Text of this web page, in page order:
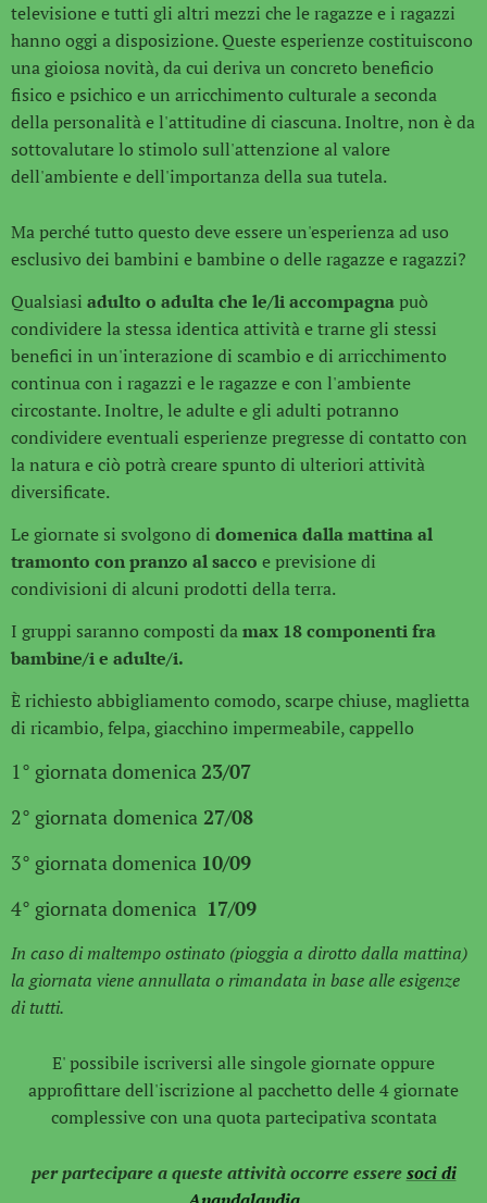
televisione e tutti gli altri mezzi che le ragazze e i ragazzi
hanno oggi a disposizione. Queste esperienze costituiscono
una gioiosa novità, da cui deriva un concreto beneficio
fisico e psichico e un arricchimento culturale a seconda
della personalità e l'attitudine di ciascuna. Inoltre, non è da
sottovalutare lo stimolo sull'attenzione al valore
dell'ambiente e dell'importanza della sua tutela.
Ma perché tutto questo deve essere un'esperienza ad uso
esclusivo dei bambini e bambine o delle ragazze e ragazzi?
Qualsiasi adulto o adulta che le/li accompagnapuò
condividere la stessa identica attività e trarne gli stessi
benefici in un'interazione di scambio e di arricchimento
continua con i ragazzi e le ragazze e con l'ambiente
circostante. Inoltre, le adulte e gli adulti potranno
condividere eventuali esperienze pregresse di contatto con
la natura e ciò potrà creare spunto di ulteriori attività
diversificate.
Le giornate si svolgono di domenica dalla mattina al
tramonto con pranzo al sacco e previsione di
condivisioni di alcuni prodotti della terra.
I gruppi saranno composti damax 18 componenti fra
bambine/i e adulte/i.
È richiesto abbigliamento comodo, scarpe chiuse, maglietta
di ricambio, felpa, giacchino impermeabile, cappello
1° giornata domenica23/07
2° giornata domenica 27/08
3° giornata domenica 10/09
4° giornata domenica 17/09
In caso di maltempo ostinato (pioggia a dirotto dalla mattina)
la giornata viene annullata o rimandata in base alle esigenze
di tutti.
E' possibile iscriversi alle singole giornate oppure
approfittare dell'iscrizione al pacchetto delle 4 giornate
complessive con una quota partecipativa scontata
per partecipare a queste attività occorre esseresoci di